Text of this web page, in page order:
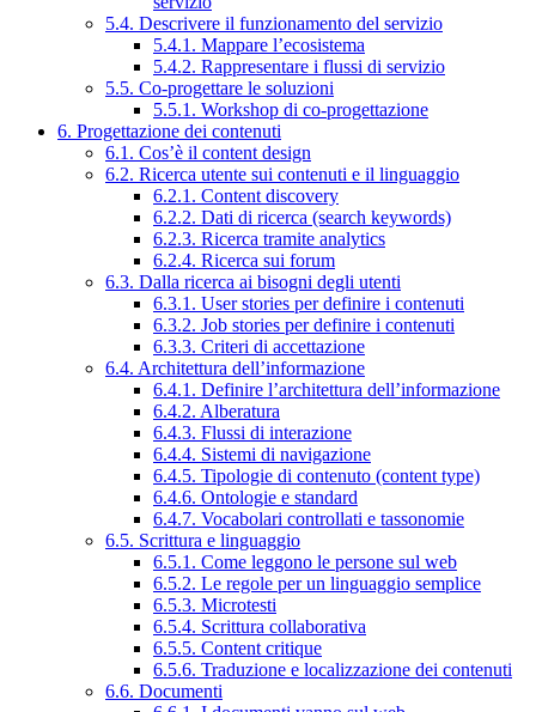
5.4. Descrivere il funzionamento del servizio
5.4.1. Mappare l’ecosistema
5.4.2. Rappresentare i flussi di servizio
5.5. Co-progettare le soluzioni
5.5.1. Workshop di co-progettazione
6. Progettazione dei contenuti
6.1. Cos’è il content design
6.2. Ricerca utente sui contenuti e il linguaggio
6.2.1. Content discovery
6.2.2. Dati di ricerca (search keywords)
6.2.3. Ricerca tramite analytics
6.2.4. Ricerca sui forum
6.3. Dalla ricerca ai bisogni degli utenti
6.3.1. User stories per definire i contenuti
6.3.2. Job stories per definire i contenuti
6.3.3. Criteri di accettazione
6.4. Architettura dell’informazione
6.4.1. Definire l’architettura dell’informazione
6.4.2. Alberatura
6.4.3. Flussi di interazione
6.4.4. Sistemi di navigazione
6.4.5. Tipologie di contenuto (content type)
6.4.6. Ontologie e standard
6.4.7. Vocabolari controllati e tassonomie
6.5. Scrittura e linguaggio
6.5.1. Come leggono le persone sul web
6.5.2. Le regole per un linguaggio semplice
6.5.3. Microtesti
6.5.4. Scrittura collaborativa
6.5.5. Content critique
6.5.6. Traduzione e localizzazione dei contenuti
6.6. Documenti